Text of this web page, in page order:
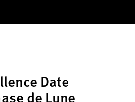
Date
de Lune